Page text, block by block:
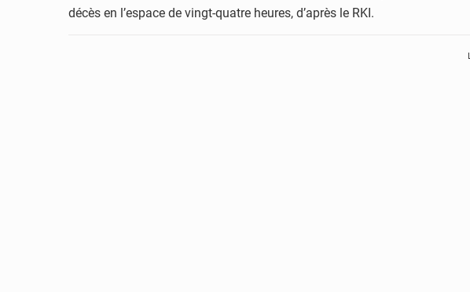
décès en l’espace de vingt-quatre heures, d’après le RKI.